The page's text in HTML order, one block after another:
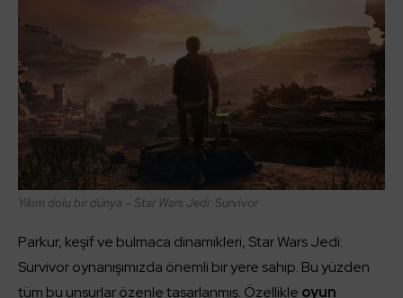
Yıkım dolu bir dünya – Star Wars Jedi: Survivor
Parkur, keşif ve bulmaca dinamikleri, Star Wars Jedi:
Survivor oynanışımızda önemli bir yere sahip. Bu yüzden
tüm bu unsurlar özenle tasarlanmış. Özellikle oyun